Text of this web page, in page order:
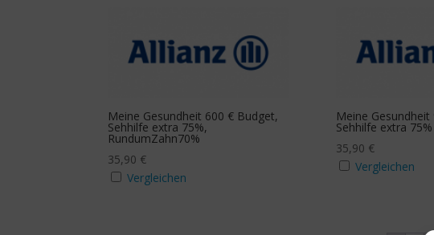
Meine Gesundheit 600 € Budget,
Sehhilfe extra 75%,
RundumZahn70%
35,90 €
Vergleichen
Meine
Sehhilfe extra 75%
35,90 €
Vergleichen